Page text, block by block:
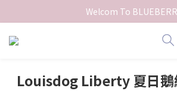
Welcom To
Louisdog Liberty 夏日